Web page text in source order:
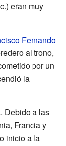
eran muy
Fernando
al trono,
por un
la
Debido a las
Francia y
inicio a la